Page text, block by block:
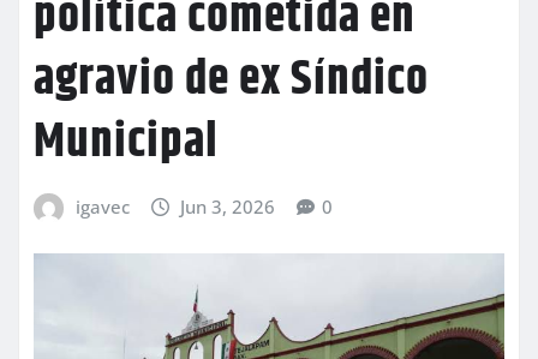
política cometida en
agravio de ex Síndico
Municipal
igavec Jun 3, 2026 0